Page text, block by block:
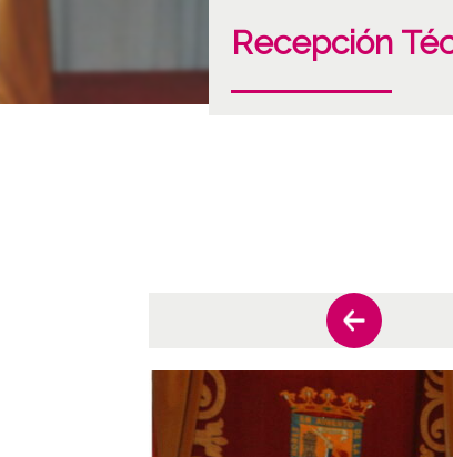
Recepción